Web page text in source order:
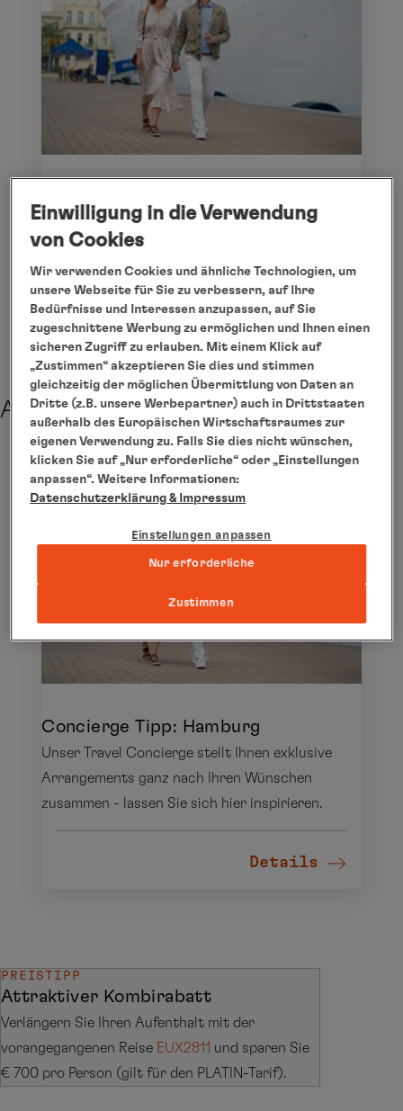
Unser Travel Concierge stellt Ihnen exklusive
Arrangements ganz nach Ihren Wünschen
zusammen - lassen Sie sich hier inspirieren.
Details
Abreise
Maßgeschneidert
Concierge Tipp: Hamburg
Unser Travel Concierge stellt Ihnen exklusive
Arrangements ganz nach Ihren Wünschen
zusammen - lassen Sie sich hier inspirieren.
Details
PREISTIPP
Attraktiver Kombirabatt
Verlängern Sie Ihren Aufenthalt mit der
vorangegangenen Reise EUX2811 und sparen Sie
€ 700 pro Person (gilt für den PLATIN-Tarif).
Einwilligung in die Verwendung
von Cookies
Wir verwenden Cookies und ähnliche Technologien, um
unsere Webseite für Sie zu verbessern, auf Ihre
Bedürfnisse und Interessen anzupassen, auf Sie
zugeschnittene Werbung zu ermöglichen und Ihnen einen
sicheren Zugriff zu erlauben. Mit einem Klick auf
„Zustimmen“ akzeptieren Sie dies und stimmen
gleichzeitig der möglichen Übermittlung von Daten an
Dritte (z.B. unsere Werbepartner) auch in Drittstaaten
außerhalb des Europäischen Wirtschaftsraumes zur
eigenen Verwendung zu. Falls Sie dies nicht wünschen,
klicken Sie auf „Nur erforderliche“ oder „Einstellungen
anpassen“. Weitere Informationen:
Datenschutzerklärung & Impressum
Einstellungen anpassen
Nur erforderliche
Zustimmen